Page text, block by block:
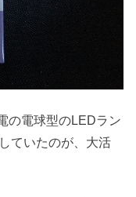
の電球型のLEDラン
ていたのが、大活